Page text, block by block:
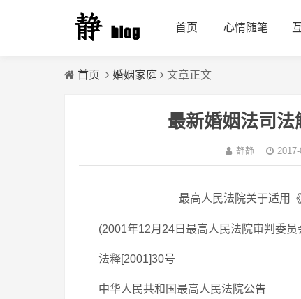
首页 心情随笔
首页 婚姻家庭 文章正文
最新婚姻法司
静静
最高人民法院关于适用
(2001年12月24日最高人民法院审判委
法释[2001]30号
中华人民共和国最高人民法院公告